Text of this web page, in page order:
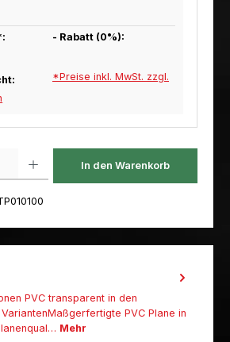
- Rabatt (0%):
*Preise inkl. MwSt. zzgl.
In den Warenkorb
PVC transparent in den
PVC Plane in
Mehr